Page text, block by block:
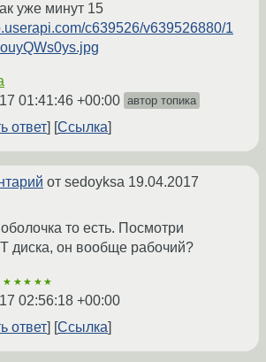
уже минут 15
c639526/v639526880/1
01:41:46 +00:00 автор топика
ответ Ссылка
от sedoyksa 19.04.2017
то есть. Посмотри
диска, он вообще рабочий?
★★★★★
02:56:18 +00:00
ответ
Ссылка